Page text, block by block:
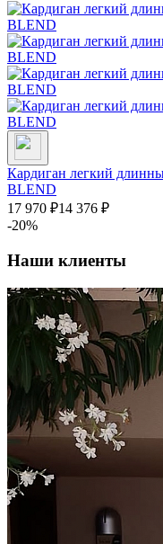
Кардиган легкий
BLEND
17 970 ₽14 376 ₽
-20%
Наши клиенты